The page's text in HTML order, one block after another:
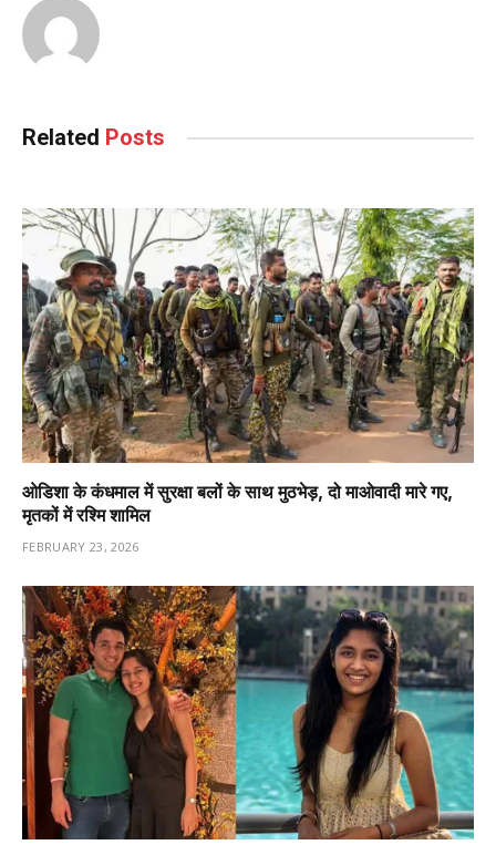
Related Posts
ओडिशा के कंधमाल में सुरक्षा बलों के साथ मुठभेड़, दो माओवादी मारे गए,
मृतकों में रश्मि शामिल
FEBRUARY 23, 2026